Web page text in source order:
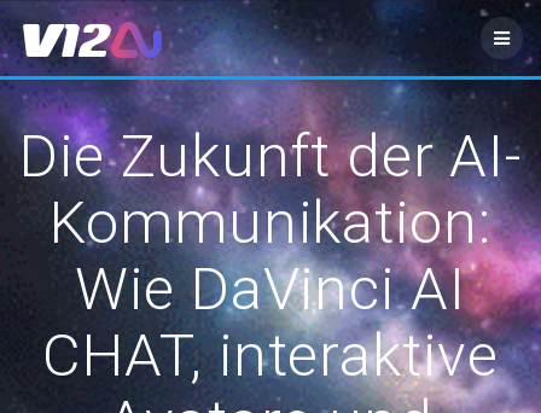
Zum
Inhalt
springen
Die Zukunft der AI-
Kommunikation:
Wie DaVinci AI
CHAT, interaktive